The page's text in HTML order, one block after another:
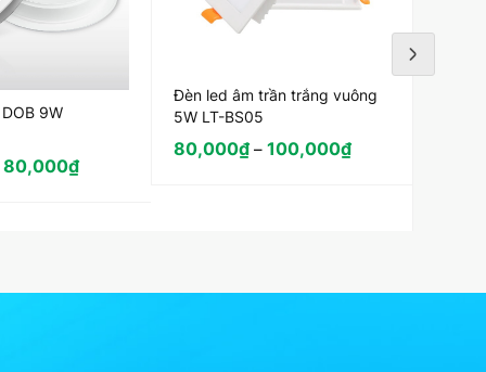
9W
80,000₫
Đèn led âm trần trắng vuông
5W LT-BS05
80,000₫– 100,000₫